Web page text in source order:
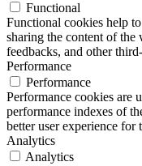
Functional
Functional cookies help
sharing the content of the
feedbacks, and other
Performance
Performance
Performance cookies are
performance indexes of
better user experience for
Analytics
Analytics